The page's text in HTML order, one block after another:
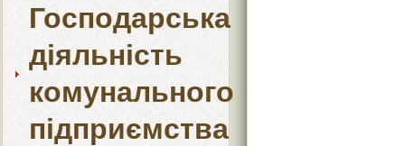
Господарська
діяльність
комунального
підприємства